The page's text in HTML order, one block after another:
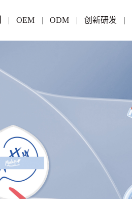
OEM ODM 创新研发